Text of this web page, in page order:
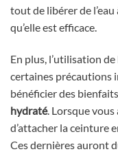
tout de libérer de l’eau
qu’elle est efficace.
En plus, l’utilisation
certaines précautions
bénéficier des bienfaits
hydraté. Lorsque vous
d’attacher la ceinture
Ces dernières auront